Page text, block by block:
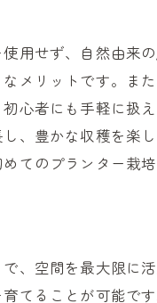
用せず、自然由来
メリットです。ま
心者にも手軽に扱
、豊かな収穫を楽
てのプランター栽培
、空間を最大限に
てることが可能で